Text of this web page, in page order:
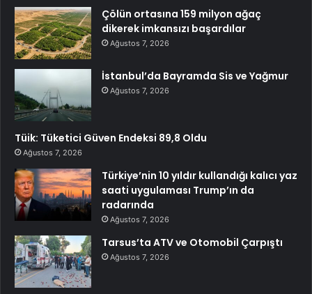
Çölün ortasına 159 milyon ağaç
dikerek imkansızı başardılar
Ağustos 7, 2026
İstanbul’da Bayramda Sis ve Yağmur
Ağustos 7, 2026
Tüik: Tüketici Güven Endeksi 89,8 Oldu
Ağustos 7, 2026
Türkiye’nin 10 yıldır kullandığı kalıcı yaz
saati uygulaması Trump’ın da
radarında
Ağustos 7, 2026
Tarsus’ta ATV ve Otomobil Çarpıştı
Ağustos 7, 2026